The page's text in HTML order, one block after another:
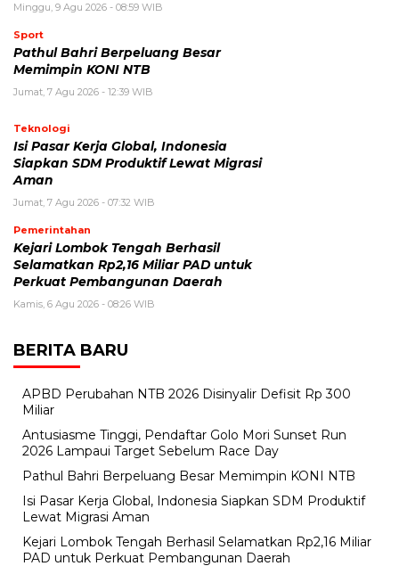
Minggu, 9 Agu 2026 - 08:59 WIB
Sport
Pathul Bahri Berpeluang Besar
Memimpin KONI NTB
Jumat, 7 Agu 2026 - 12:39 WIB
Teknologi
​Isi Pasar Kerja Global, Indonesia
Siapkan SDM Produktif Lewat Migrasi
Aman
Jumat, 7 Agu 2026 - 07:32 WIB
Pemerintahan
Kejari Lombok Tengah Berhasil
Selamatkan Rp2,16 Miliar PAD untuk
Perkuat Pembangunan Daerah
Kamis, 6 Agu 2026 - 08:26 WIB
BERITA BARU
APBD Perubahan NTB 2026 Disinyalir Defisit Rp 300
Miliar
Antusiasme Tinggi, Pendaftar Golo Mori Sunset Run
2026 Lampaui Target Sebelum Race Day
Pathul Bahri Berpeluang Besar Memimpin KONI NTB
​Isi Pasar Kerja Global, Indonesia Siapkan SDM Produktif
Lewat Migrasi Aman
Kejari Lombok Tengah Berhasil Selamatkan Rp2,16 Miliar
PAD untuk Perkuat Pembangunan Daerah